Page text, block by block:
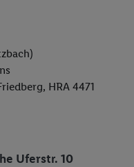
HRA 4471
Uferstr. 10